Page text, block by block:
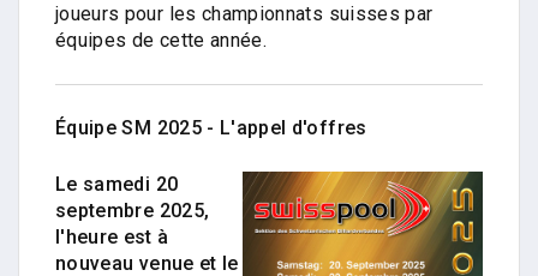
joueurs pour les championnats suisses par
équipes de cette année.
Équipe SM 2025 - L'appel d'offres
Le samedi 20
septembre 2025,
l'heure est à
nouveau venue et le